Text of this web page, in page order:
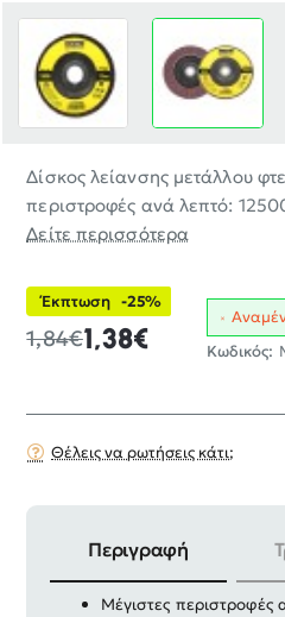
Δίσκος λείανσης μετάλλου
περιστροφές ανά λεπτό:
Δείτε περισσότερα
Έκπτωση -25%
1,38€
1,84€
Κωδικός:
Θέλεις να ρωτήσεις κάτι;
Περιγραφή
Δίσκος λείανσης
Μέγιστες περιστροφές